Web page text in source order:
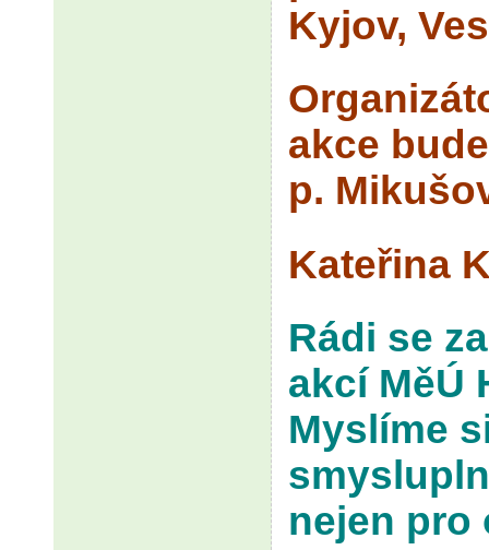
Kyjov,
akce
p.
Kateřina
Rádi se
akcí MěÚ
Myslíme
nejen pro